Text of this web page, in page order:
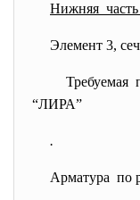
Нижняя
Элемент 3,
“ЛИРА”
.
Арматура по